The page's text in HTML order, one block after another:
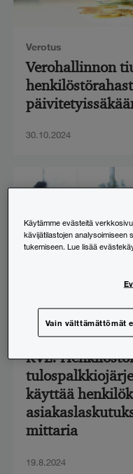
Verotus
Verohallinnon
30.10.2024
Verotus
KVL:
käyttää
mittaria
19.8.2024
Käytämme evästeitä
kävijätilastojen analysoimiseen
tukemiseen. Lue lisää
Vain välttämättömät